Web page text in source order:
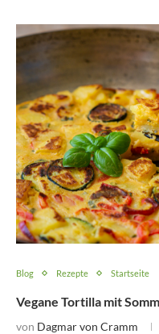
Blog Rezepte Startseite
Vegane Tortilla mit
von Dagmar von Cramm